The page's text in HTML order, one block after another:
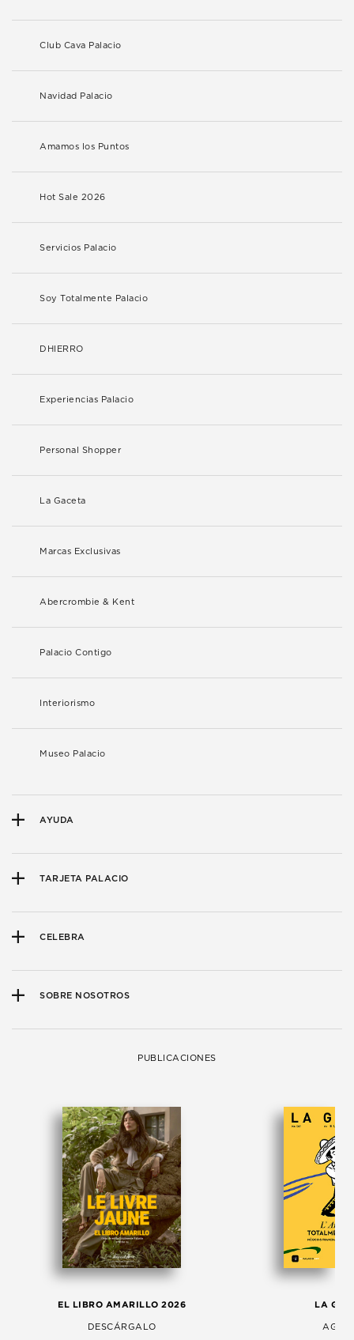
Club Cava Palacio
Navidad Palacio
Amamos los Puntos
Hot Sale 2026
Servicios Palacio
Soy Totalmente Palacio
DHIERRO
Experiencias Palacio
Personal Shopper
La Gaceta
Marcas Exclusivas
Abercrombie & Kent
Palacio Contigo
Interiorismo
Museo Palacio
AYUDA
TARJETA PALACIO
CELEBRA
SOBRE NOSOTROS
PUBLICACIONES
EL LIBRO AMARILLO 2026
DESCÁRGALO
LA